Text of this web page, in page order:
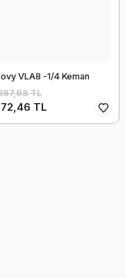
VLA8 -1/4 Keman
TL
TL